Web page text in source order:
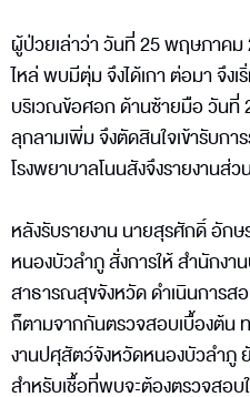
ผู้ป่วยเล่าว่า วันที่ 25 พฤษภาคม
ไหล่ พบมีตุ่ม จึงได้เกา ต่อมา จึง
บริเวณข้อศอก ด้านซ้ายมือ วัน
ลุกลามเพิ่ม จึงตัดสินใจเข้ารับกา
โรงพยาบาลโนนสังจึงรายงานส่ว
หลังรับรายงาน นายสุรศักดิ์ อัก
หนองบัวลำภู สั่งการให้ สำนักง
สาธารณสุขจังหวัด ดำเนินการส
ก็ตามจากกันตรวจสอบเบื้องต้น
งานปศุสัตว์จังหวัดหนองบัวลำภู
สำหรับเชื้อที่พบจะต้องตรวจสอบ